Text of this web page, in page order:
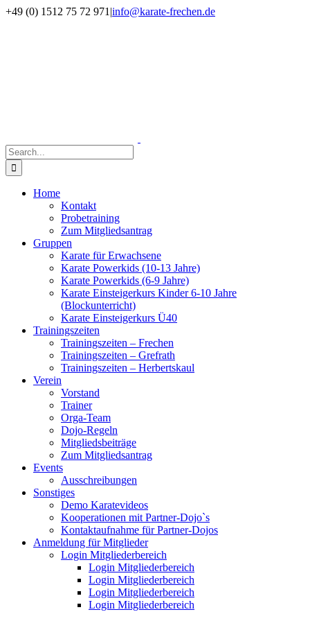
Skip
Facebook
Instagram
+49 (0) 1512 75 72 971 |info@karate-frechen.de
Search
for:
Home
Kontakt
Probetraining
Zum Mitgliedsantrag
Gruppen
Karate für Erwachsene
Karate Powerkids (10-13 Jahre)
Karate Powerkids (6-9 Jahre)
Karate Einsteigerkurs Kinder 6-10 Jahre
(Blockunterricht)
Karate Einsteigerkurs Ü40
Trainingszeiten
Trainingszeiten – Frechen
Trainingszeiten – Grefrath
Trainingszeiten – Herbertskaul
Verein
Vorstand
Trainer
Orga-Team
Dojo-Regeln
Mitgliedsbeiträge
Zum Mitgliedsantrag
Events
Ausschreibungen
Sonstiges
Demo Karatevideos
Kooperationen mit Partner-Dojo`s
Kontaktaufnahme für Partner-Dojos
Anmeldung für Mitglieder
Login Mitgliederbereich
Login Mitgliederbereich
Login Mitgliederbereich
Login Mitgliederbereich
Login Mitgliederbereich